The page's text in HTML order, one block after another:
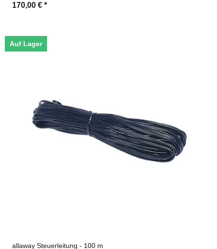
170,00 € *
Auf Lager
allaway Steuerleitung - 100 m